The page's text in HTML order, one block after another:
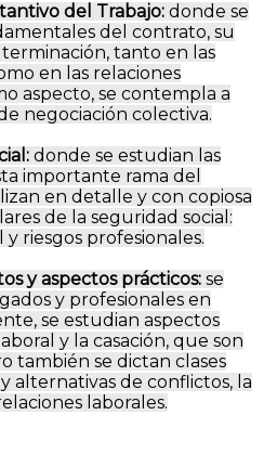
del Trabajo: donde se
del contrato, su
tanto en las
en las relaciones
aspecto, se contempla a
negociación colectiva.
donde se estudian las
importante rama del
en detalle y con copiosa
de la seguridad social:
riesgos profesionales.
y aspectos prácticos: se
y profesionales en
se estudian aspectos
y la casación, que son
también se dictan clases
alternativas de conflictos, la
laborales.